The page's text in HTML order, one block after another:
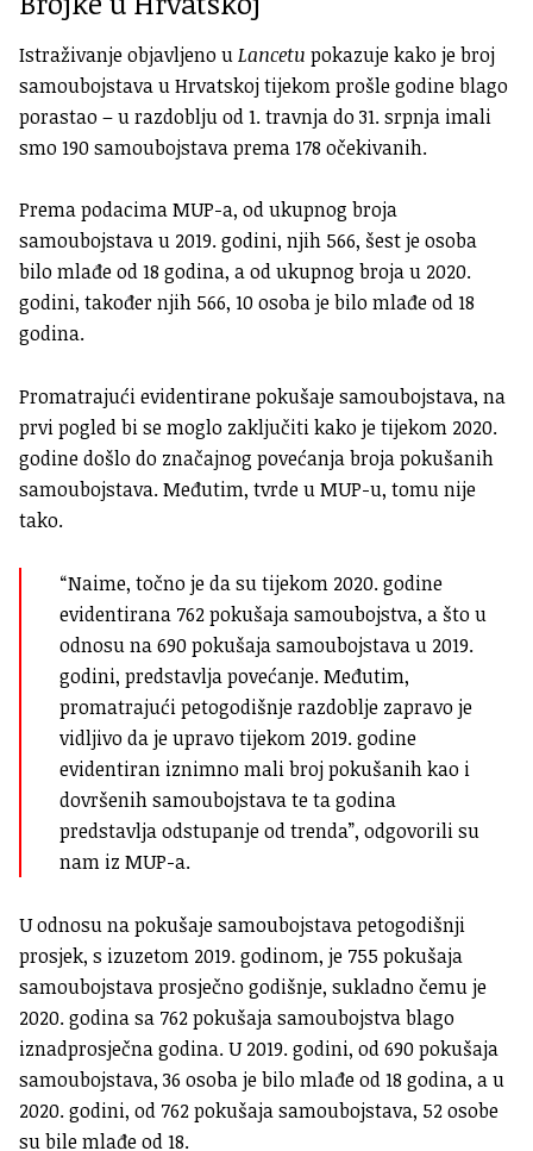
Istraživanje objavljeno uLancetu pokazuje kako je broj
samoubojstava u Hrvatskoj tijekom prošle godine blago
porastao –u razdoblju od 1. travnja do 31. srpnja imali
smo 190 samoubojstava prema 178 očekivanih.
Prema podacima MUP-a, od ukupnog broja
samoubojstava u 2019. godini, njih 566, šest je osoba
bilo mlađe od 18 godina, a od ukupnog broja u 2020.
godini, također njih 566, 10 osoba je bilo mlađe od 18
godina.
Promatrajući evidentirane pokušaje samoubojstava, na
prvi pogled bi se moglo zaključiti kako je tijekom 2020.
godine došlo do značajnog povećanja broja pokušanih
samoubojstava. Međutim, tvrde u MUP-u, tomu nije
tako.
“Naime, točno je da su tijekom 2020. godine
evidentirana 762 pokušaja samoubojstva, a što u
odnosu na 690 pokušaja samoubojstava u 2019.
godini, predstavlja povećanje.Međutim,
promatrajući petogodišnje razdoblje zapravo je
vidljivo da je upravo tijekom 2019. godine
evidentiran iznimno mali broj pokušanih kao i
dovršenih samoubojstava te ta godina
predstavlja odstupanje od trenda”, odgovorili su
nam iz MUP-a.
U odnosu na pokušaje samoubojstava petogodišnji
prosjek, s izuzetom 2019. godinom, je 755 pokušaja
samoubojstava prosječno godišnje, sukladno čemu je
2020. godina sa 762 pokušaja samoubojstva blago
iznadprosječna godina.U 2019. godini, od 690 pokušaja
samoubojstava, 36 osoba je bilo mlađe od 18 godina, a u
2020. godini, od 762 pokušaja samoubojstava, 52 osobe
su bile mlađe od 18.